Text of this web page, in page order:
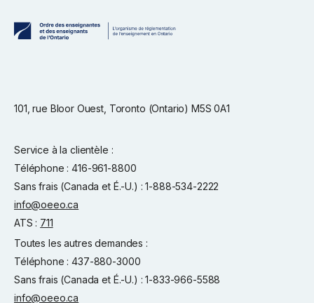
101, rue Bloor Ouest, Toronto (Ontario) M5S 0A1
Service à la clientèle :
Téléphone : 416-961-8800
Sans frais (Canada et É.-U.) : 1-888-534-2222
info@oeeo.ca
ATS : 711
Toutes les autres demandes :
Téléphone : 437-880-3000
Sans frais (Canada et É.-U.) : 1-833-966-5588
info@oeeo.ca